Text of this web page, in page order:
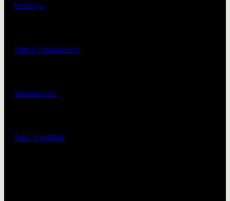
Kestävyys
Eettiset toimintaohjeet
Ilmoituskanava
Ehdot ja politiikat